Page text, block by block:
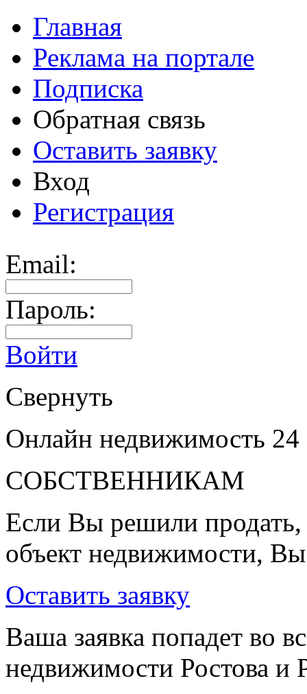
Главная
Реклама на портале
Подписка
Обратная связь
Оставить заявку
Вход
Регистрация
Email:
Пароль:
Войти
Свернуть
Онлайн недвижимость 24
СОБСТВЕННИКАМ
Если Вы решили продать,
объект недвижимости,
Оставить заявку
Ваша заявка попадет во
недвижимости Ростова и